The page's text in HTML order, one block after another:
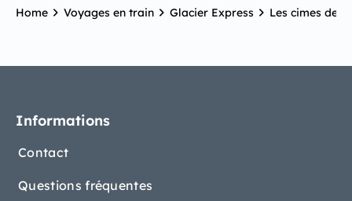
Home Voyages en train Glacier Express Les cimes de
Informations
Contact
Questions fréquentes